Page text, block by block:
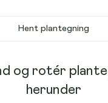
Hent plantegning
og rotér
herunder